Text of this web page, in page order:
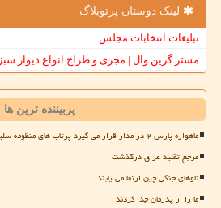
لینک دوستان پرتوبلاگ
تبلیغات انتخابات مجلس
مستر گرین وال | مجری و طراح انواع دیوار سبز
پربیننده ترین ها
ماهواره پارس ۲ در مدار قرار می گیرد پرتاب های منظومه سلیمانی در۱۴۰۵
مرجع تقلید عراق درگذشت
ناوهای جنگی چین ارتقا می یابند
ما را از پدرمان جدا کردند